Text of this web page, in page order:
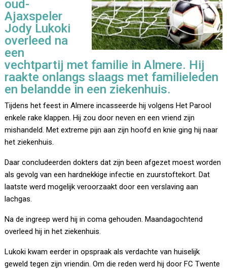
oud-
Ajaxspeler
Jody Lukoki
overleed na
een
vechtpartij met familie in Almere. Hij
raakte onlangs slaags met familieleden
en belandde in een ziekenhuis.
Tijdens het feest in Almere incasseerde hij volgens Het Parool
enkele rake klappen. Hij zou door neven en een vriend zijn
mishandeld. Met extreme pijn aan zijn hoofd en knie ging hij naar
het ziekenhuis.
Daar concludeerden dokters dat zijn been afgezet moest worden
als gevolg van een hardnekkige infectie en zuurstoftekort. Dat
laatste werd mogelijk veroorzaakt door een verslaving aan
lachgas.
Na de ingreep werd hij in coma gehouden. Maandagochtend
overleed hij in het ziekenhuis.
Lukoki kwam eerder in opspraak als verdachte van huiselijk
geweld tegen zijn vriendin. Om die reden werd hij door FC Twente